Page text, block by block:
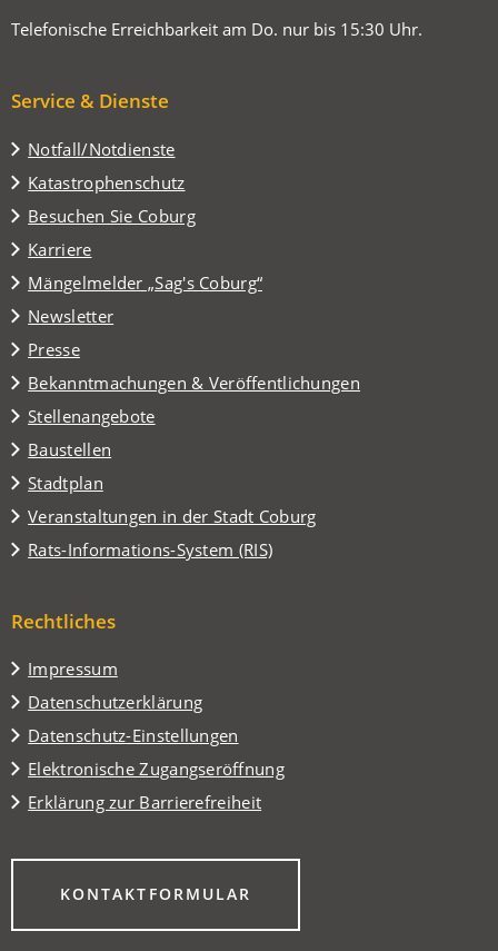
Telefonische Erreichbarkeit am Do. nur bis 15:30 Uhr.
Service & Dienste
Notfall/Notdienste
Katastrophenschutz
Besuchen Sie Coburg
(Öffnet
in
einem
neuen
Tab)
Karriere
Mängelmelder „Sag's Coburg“
(Öffnet
in
einem
neuen
Tab)
Newsletter
Presse
Bekanntmachungen & Veröffentlichungen
Stellenangebote
Baustellen
Stadtplan
(Öffnet
in
einem
neuen
Veranstaltungen in der Stadt Coburg
(Öffnet
in
einem
Tab)
Rats-Informations-System (RIS)
(Öffnet
neuen
Rechtliches
Impressum
Datenschutzerklärung
Datenschutz-Einstellungen
Elektronische Zugangseröffnung
Erklärung zur Barrierefreiheit
KONTAKTFORMULAR
(ÖFFNET
EINEM